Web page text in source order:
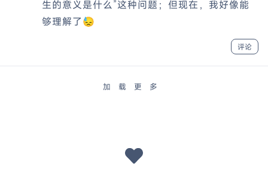
生的意义是什么”这种问题；但现在，我好像能
够理解了😓
评论
加载更多